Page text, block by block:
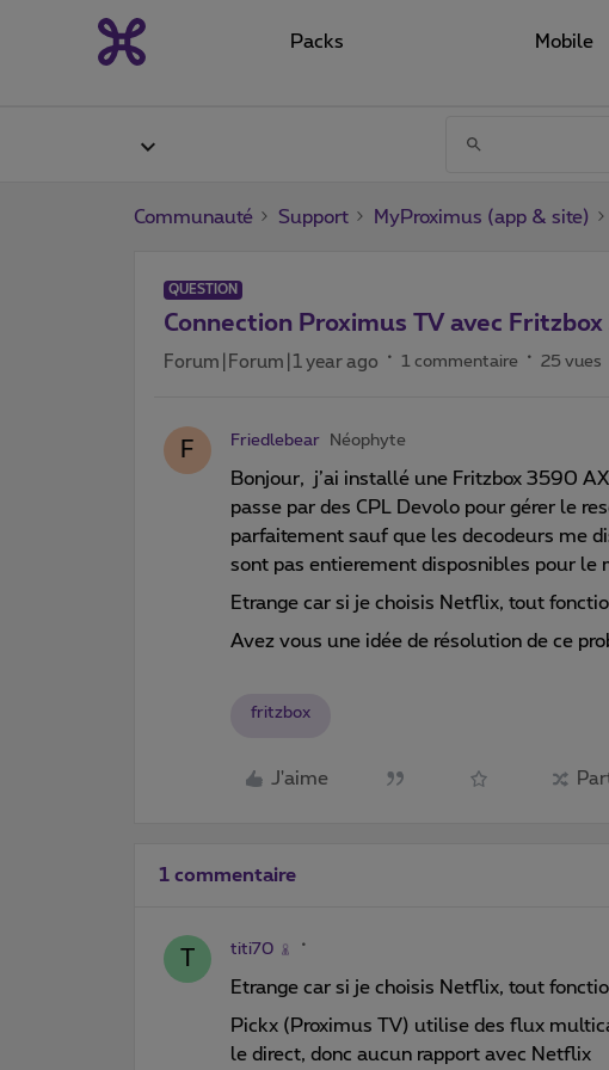
Packs Mobile
Communauté Support MyProximus (app & site)
QUESTION
Connection Proximus TV avec
Forum|Forum|1 year ago 1 commentaire 25 vues
F Friedlebear Néophyte
Bonjour, j’ai installé une Fritzbox 3590
passe par des CPL Devolo pour gérer le
parfaitement sauf que les decodeurs me
sont pas entierement disposnibles pour le
Etrange car si je choisis Netflix, tout
Avez vous une idée de résolution de ce
fritzbox
J'aime
1 commentaire
T titi70
Etrange car si je choisis Netflix, tout
Pickx (Proximus TV) utilise des flux
le direct, donc aucun rapport avec Netflix